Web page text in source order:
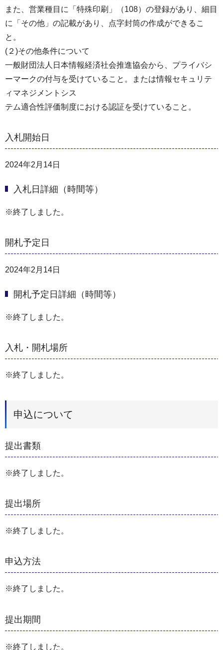
また、営業種目に「特殊印刷」（108）の登録があり、細目
に「その他」の記載があり、点字封筒の作成ができるこ
と。
(２)その他条件について
⼀般財団法⼈⽇本情報経済社会推進協会から、プライバシ
ーマークの付与を受けていること。または情報セキュリテ
ィマネジメントシス
テム適合性評価制度における認証を受けていること。
入札開始日
2024年2月14日
入札日詳細（時間等）
※終了しました。
開札予定日
2024年2月14日
開札予定日詳細（時間等）
※終了しました。
入札・開札場所
※終了しました。
申込について
提出書類
※終了しました。
提出場所
※終了しました。
申込方法
※終了しました。
提出期間
※終了しました。